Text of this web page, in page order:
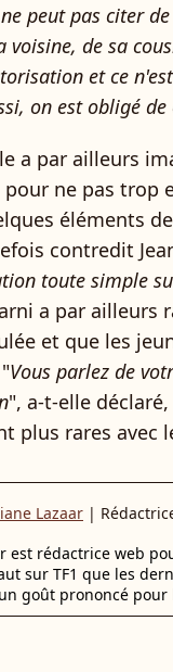
peut pas citer
voisine, de sa
et ce
on est obligé de
a par ailleurs
ne pas trop
éléments
contredit
toute simple
a par ailleurs
et que les
Vous parlez de
", a-t-elle
plus rares avec
Lazaar |
est rédactrice web
sur TF1 que les
goût prononcé pour